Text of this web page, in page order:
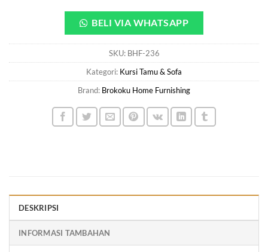
BELI VIA WHATSAPP
SKU: BHF-236
Kategori: Kursi Tamu & Sofa
Brand: Brokoku Home Furnishing
DESKRIPSI
INFORMASI TAMBAHAN